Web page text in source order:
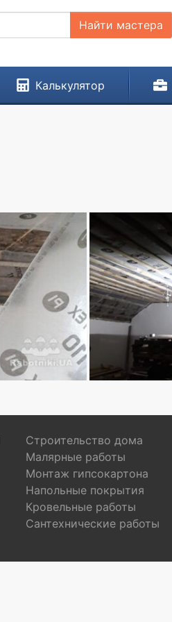
Найти мастера
Калькулятор
Строительство дома
Малярные работы
Монтаж гипсокартона
Напольные покрытия
Кровельные работы
Сантехнические работы